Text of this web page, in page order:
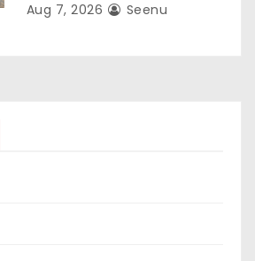
Aug 7, 2026 Seenu